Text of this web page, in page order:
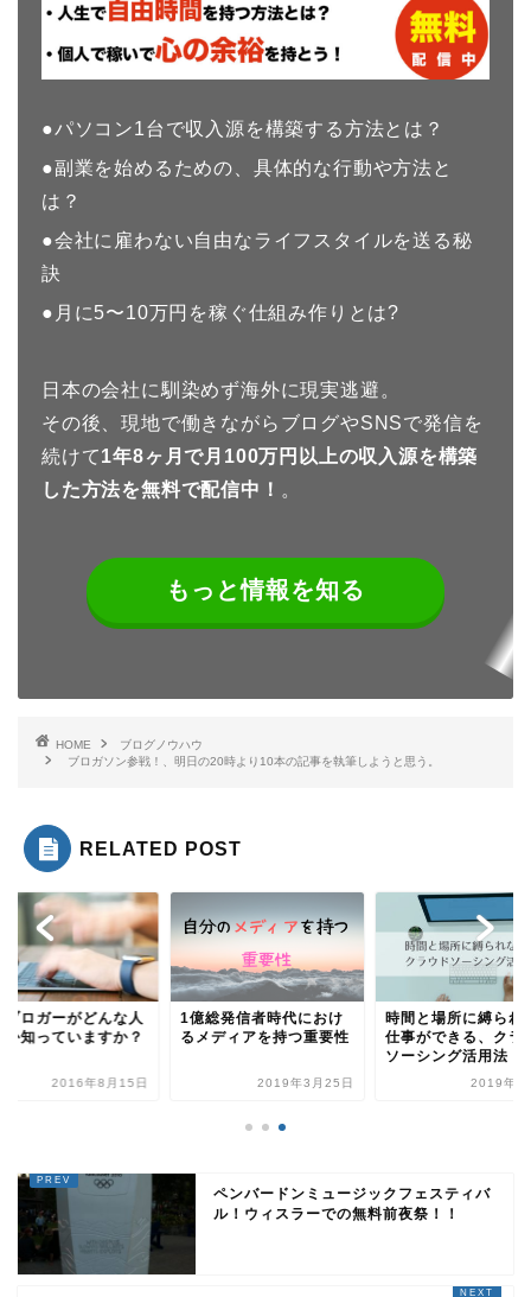
●パソコン1台で収入源を構築する方法とは？
●副業を始めるための、具体的な行動や方法と
は？
●会社に雇わない自由なライフスタイルを送る秘
訣
●月に5〜10万円を稼ぐ仕組み作りとは?
日本の会社に馴染めず海外に現実逃避。
その後、現地で働きながらブログやSNSで発信を
続けて1年8ヶ月で月100万円以上の収入源を構築
した方法を無料で配信中！ 。
もっと情報を知る
HOME
ブログノウハウ
ブロガソン参戦！、明日の20時より10本の記事を執筆しようと思う。
RELATED POST
ブロガーがどんな人
か知っていますか？
2016年8月15日
1億総発信者時代におけ
るメディアを持つ重要性
2019年3月25日
時間と場所に縛られ
仕事ができる、クラ
ソーシング活用法
2019年2
ペンバードンミュージックフェスティバ
ル！ウィスラーでの無料前夜祭！！